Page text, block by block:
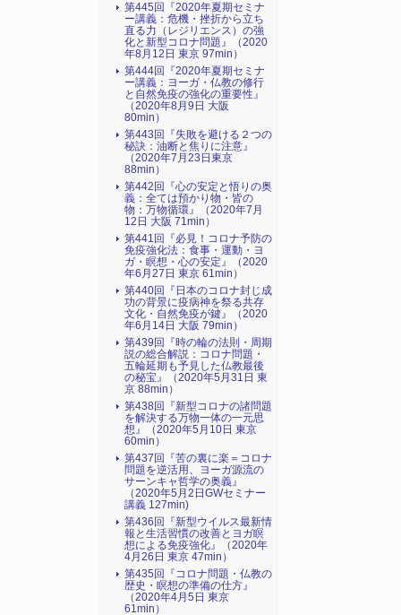
第445回『2020年夏期セミナ
ー講義：危機・挫折から立ち
直る力（レジリエンス）の強
化と新型コロナ問題』（2020
年8月12日 東京 97min）
第444回『2020年夏期セミナ
ー講義：ヨーガ・仏教の修行
と自然免疫の強化の重要性』
（2020年8月9日 大阪
80min）
第443回『失敗を避ける２つの
秘訣：油断と焦りに注意』
（2020年7月23日東京
88min）
第442回『心の安定と悟りの奥
義：全ては預かり物・皆の
物：万物循環』（2020年7月
12日 大阪 71min）
第441回『必見！コロナ予防の
免疫強化法：食事・運動・ヨ
ガ・瞑想・心の安定』（2020
年6月27日 東京 61min）
第440回『日本のコロナ封じ成
功の背景に疫病神を祭る共存
文化・自然免疫が鍵』（2020
年6月14日 大阪 79min）
第439回『時の輪の法則・周期
説の総合解説：コロナ問題・
五輪延期も予見した仏教最後
の秘宝』（2020年5月31日 東
京 88min）
第438回『新型コロナの諸問題
を解決する万物一体の一元思
想』（2020年5月10日 東京
60min）
第437回『苦の裏に楽＝コロナ
問題を逆活用、ヨーガ源流の
サーンキャ哲学の奥義』
（2020年5月2日GWセミナー
講義 127min)
第436回『新型ウイルス最新情
報と生活習慣の改善とヨガ瞑
想による免疫強化』（2020年
4月26日 東京 47min）
第435回『コロナ問題・仏教の
歴史・瞑想の準備の仕方』
（2020年4月5日 東京
61min）